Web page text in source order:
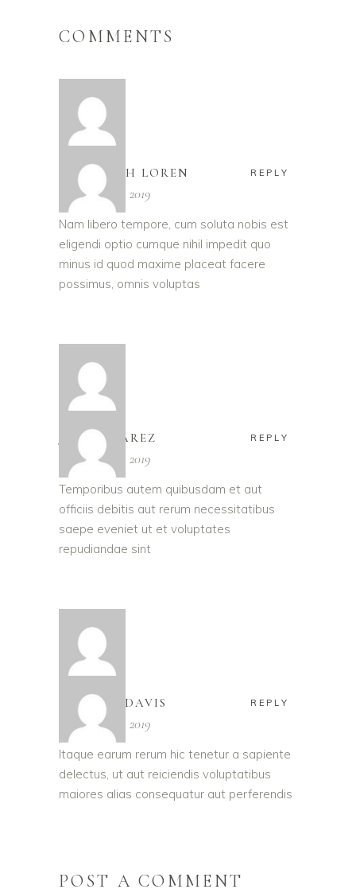
COMMENTS
ELIZABETH LOREN REPLY
November 27, 2019
Nam libero tempore, cum soluta nobis est
eligendi optio cumque nihil impedit quo
minus id quod maxime placeat facere
possimus, omnis voluptas
JEFF ALVAREZ REPLY
November 27, 2019
Temporibus autem quibusdam et aut
officiis debitis aut rerum necessitatibus
saepe eveniet ut et voluptates
repudiandae sint
TAMARA DAVIS REPLY
November 27, 2019
Itaque earum rerum hic tenetur a sapiente
delectus, ut aut reiciendis voluptatibus
maiores alias consequatur aut perferendis
POST A COMMENT